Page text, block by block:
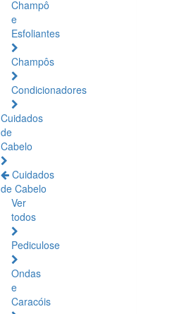
Champô
e
Esfoliantes
Champôs
Condicionadores
Cuidados
de
Cabelo
Cuidados
de Cabelo
Ver
todos
Pediculose
Ondas
e
Caracóis